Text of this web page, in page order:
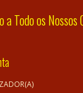
Todo os